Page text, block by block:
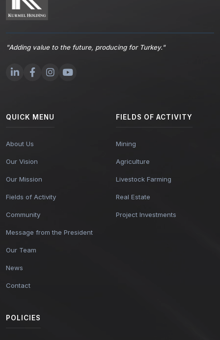
"Adding value to the future, producing for Turkey."
QUICK MENU
About Us
Our Vision
Our Mission
Fields of Activity
Community
Message from the President
Our Team
News
Contact
FIELDS OF ACTIVITY
Mining
Agriculture
Livestock Farming
Real Estate
Project Investments
POLICIES